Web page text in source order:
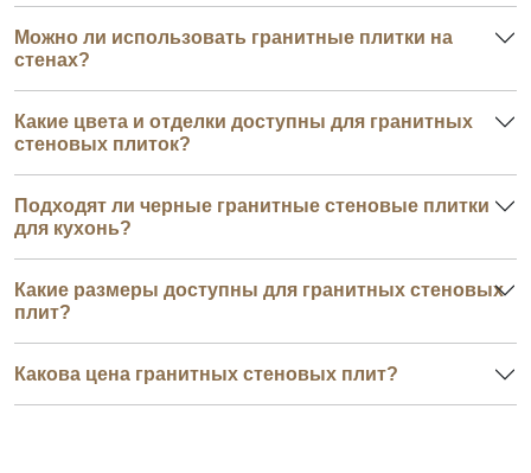
Можно ли использовать гранитные плитки на
стенах?
Какие цвета и отделки доступны для гранитных
стеновых плиток?
Подходят ли черные гранитные стеновые плитки
для кухонь?
Какие размеры доступны для гранитных стеновых
плит?
Какова цена гранитных стеновых плит?